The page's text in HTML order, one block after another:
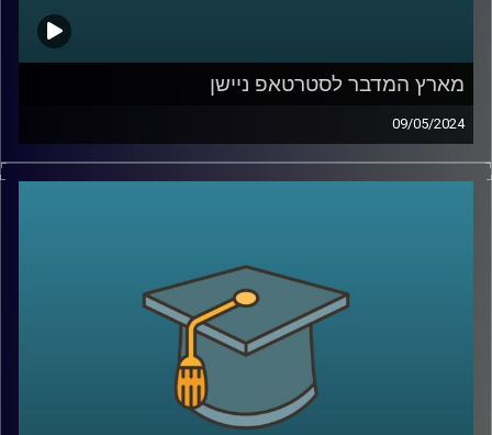
מארץ המדבר לסטרטאפ ניישן
09/05/2024
שממה חרבה, ענייה ועלובה, ככה תיאר את מדינת ישראל מארק
טווין לפני 150 שנה.
בעולם.למרות אנחנו נמצאים באמצע המדבר המזרח תיכוני,
כשסביבנו לא מעט אויבים שרוצים בהיעלמותנו. ולמרות זאת,
צמחה לה מדינה מערבית לתפארת, אז איך זה קרה? ואיזה
מושגים כלכליים כדאי לכל אחד מאיתנו לדעת
אז איתנו כאן בפרק של היום ד״ר יעל הדס ראשת התכניות
לכלכלה בבית הספר הבינלאומי באוניברסיטת רייכמן.